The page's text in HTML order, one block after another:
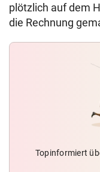
plötzlich auf dem
die Rechnung
Topinformiert